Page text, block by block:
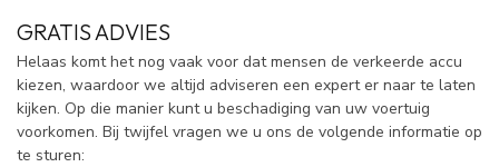
GRATIS ADVIES
Helaas komt het nog vaak voor dat mensen de verkeerde accu
kiezen, waardoor we altijd adviseren een expert er naar te laten
kijken. Op die manier kunt u beschadiging van uw voertuig
voorkomen. Bij twijfel vragen we u ons de volgende informatie op
te sturen: